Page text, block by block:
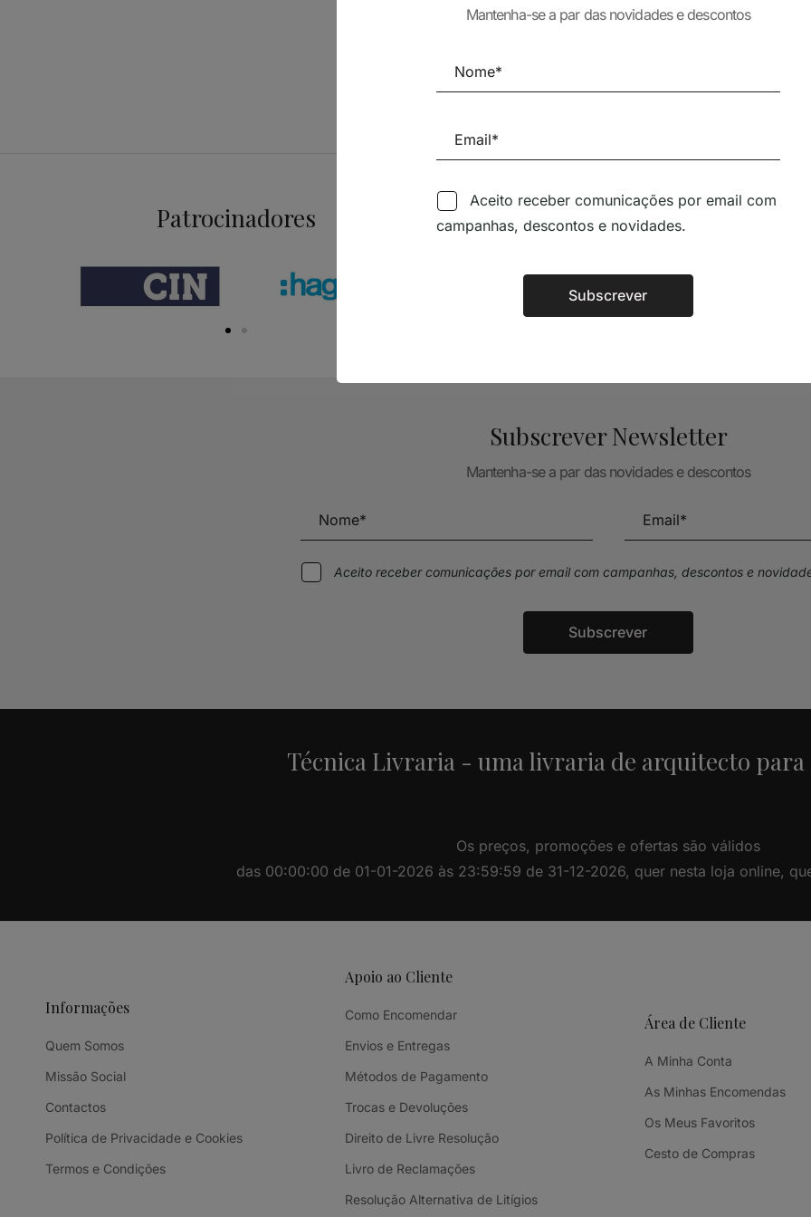
36,03
Patrocinadores Siga-nos nas Redes Sociais
TÉCNICA LIVRARIA »
Subscrever Newsletter
Mantenha-se a par das novidades e descontos
Aceito receber comunicações por email com campanhas, descontos e
Subscrever
Técnica Livraria - uma livraria de arquitecto
Os preços, promoções e ofertas são válidos
das 00:00:00 de 01-01-2026 às 23:59:59 de 31-12-2026, quer nesta loja online,
Informações
Quem Somos
Missão Social
Contactos
Política de Privacidade e Cookies
Termos e Condições
Apoio ao Cliente
Como Encomendar
Envios e Entregas
Métodos de Pagamento
Trocas e Devoluções
Direito de Livre Resolução
Livro de Reclamações
Resolução Alternativa de Litígios
Área de Cliente
A Minha Conta
As Minhas Encomendas
Os Meus Favoritos
Cesto de Compras
Mantenha-se a par das novidades e descontos
Aceito receber comunicações por email com
campanhas, descontos e novidades.
Subscrever